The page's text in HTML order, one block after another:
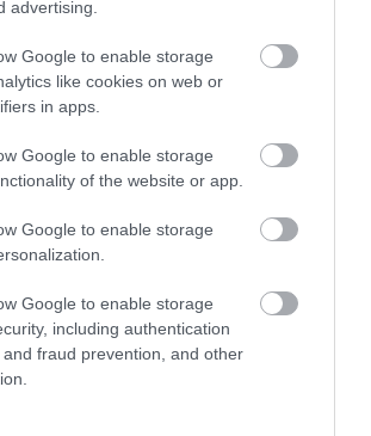
advertising.
Google to enable storage
like cookies on web or
in apps.
Google to enable storage
of the website or app.
Google to enable storage
Google to enable storage
including authentication
fraud prevention, and other
az árkorrekció az ingatlanpiacon -
adatok.